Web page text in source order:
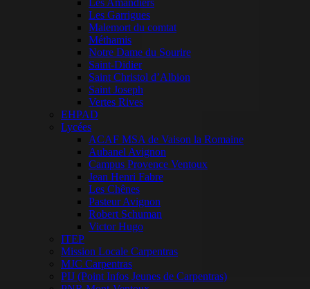
Les Amandiers
Les Garrigues
Malemort du comtat
Méthamis
Notre Dame du Sourire
Saint-Didier
Saint Christol d’Albion
Saint Joseph
Vertes Rives
EHPAD
Lycées
ACAF MSA de Vaison la Romaine
Aubanel Avignon
Campus Provence Ventoux
Jean Henri Fabre
Les Chênes
Pasteur Avignon
Robert Schuman
Victor Hugo
ITEP
Mission Locale Carpentras
MJC Carpentras
PIJ (Point Infos Jeunes de Carpentras)